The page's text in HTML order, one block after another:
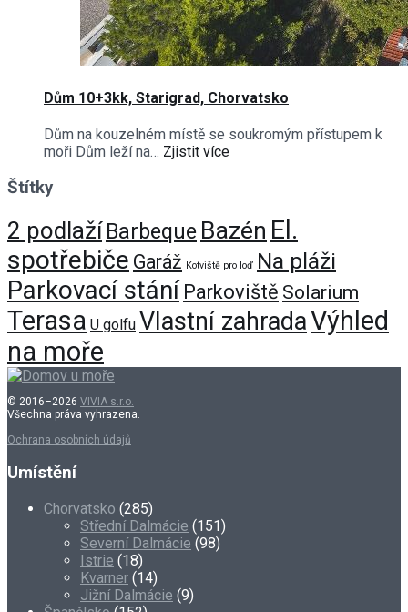
Dům 10+3kk, Starigrad, Chorvatsko
Dům na kouzelném místě se soukromým přístupem k
moři Dům leží na… Zjistit více
Štítky
2 podlaží Barbeque Bazén El.
spotřebiče Garáž Kotviště pro loď Na pláži
Parkovací stání Parkoviště Solarium
Terasa U golfu Vlastní zahradaVýhled
na moře
© 2016–2026 VIVIA s.r.o.
Všechna práva vyhrazena.
Ochrana osobních údajů
Umístění
Chorvatsko (285)
Střední Dalmácie (151)
Severní Dalmácie (98)
Istrie (18)
Kvarner (14)
Jižní Dalmácie (9)